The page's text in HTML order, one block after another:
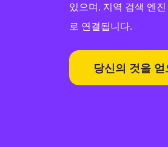
있으며, 지역 검색 엔
로 연결됩니다.
당신의 것을 얻